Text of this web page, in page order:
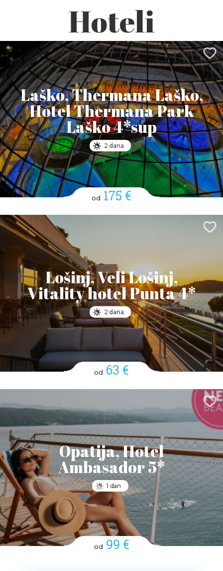
Hoteli
Laško, Thermana Laško,
Hotel Thermana Park
Laško 4*sup
2 dana
od 175 €
Lošinj, Veli Lošinj,
Vitality hotel Punta 4*
2 dana
od 63 €
Opatija, Hotel
Ambasador 5*
1 dan
od 99 €